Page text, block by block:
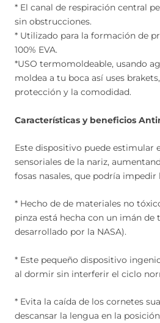
* El canal de respiración central
sin obstrucciones.
* Utilizado para la formación de
100% EVA.
*USO termomoldeable, usando
moldea a tu boca así uses
protección y la comodidad.
Características y beneficios
Este dispositivo puede estimular
sensoriales de la nariz,
fosas nasales, que podría
* Hecho de de materiales no
pinza está hecha con un imán de
desarrollado por la NASA).
* Este pequeño dispositivo
al dormir sin interferir el ciclo
* Evita la caída de los cornetes
descansar la lengua en la